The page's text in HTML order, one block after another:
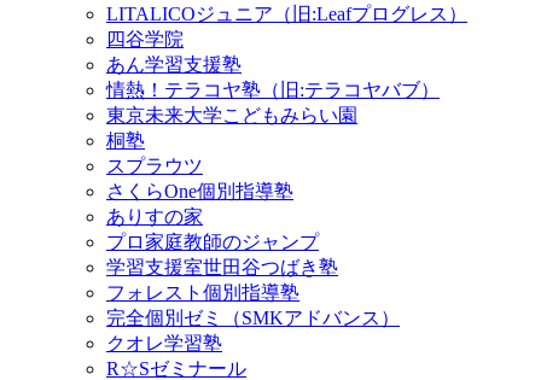
LITALICOジュニア（旧:Leafプログレス）
四谷学院
あん学習支援塾
情熱！テラコヤ塾（旧:テラコヤバブ）
東京未来大学こどもみらい園
桐塾
スプラウツ
さくらOne個別指導塾
ありすの家
プロ家庭教師のジャンプ
学習支援室世田谷つばき塾
フォレスト個別指導塾
完全個別ゼミ（SMKアドバンス）
クオレ学習塾
R☆Sゼミナール